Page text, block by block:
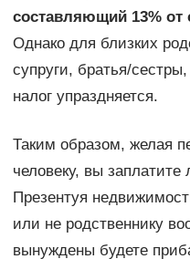
составляющий 13% от
Однако для близких
супруги, братья/
налог упраздняется.
Таким образом, желая
человеку, вы
Презентуя
или не родственнику
вынуждены будете